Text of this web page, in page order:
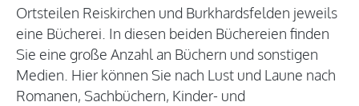
Ortsteilen Reiskirchen und Burkhardsfelden jeweils
eine Bücherei. In diesen beiden Büchereien finden
Sie eine große Anzahl an Büchern und sonstigen
Medien. Hier können Sie nach Lust und Laune nach
Romanen, Sachbüchern, Kinder- und